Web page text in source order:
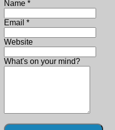
Name *
Email *
Website
What's on your mind?